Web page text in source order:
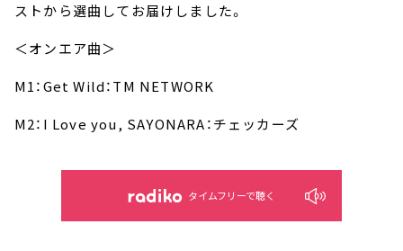
ストから選曲してお届けしました。
＜オンエア曲＞
M1：Get Wild：TM NETWORK
M2：I Love you, SAYONARA：チェッカーズ
タイムフリーで聴く